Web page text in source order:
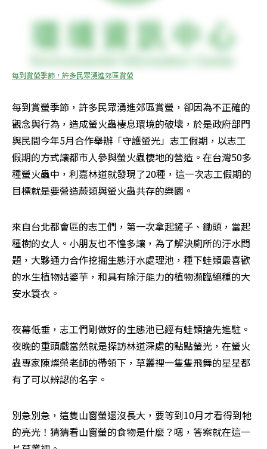
每到賞螢季節，許多民眾湧進郊區賞螢
每到賞螢季節，許多民眾湧進郊區賞螢，卻因為不正確的
觀念與行為，造成螢火蟲棲息環境的破壞，於是政府部門
與民間今年5月合作舉辦「守護螢光」志工假期，以志工
假期的方式讓都市人參與螢火蟲棲地的營造。在台灣50多
種螢火蟲中，利嘉林道就發現了20種，這一次志工假期的
目標就是要營造蕨類與螢火蟲共存的樂園。
來自台北都會區的志工們，第一次拿起鏟子、鋤頭，當起
種樹的女人。小朋友也不惶多讓，為了解決廁所的汙水問
題，大夥通力合作挖掘生態汙水處理池，種下蛙類最喜歡
的水生植物姑婆芋，和具有除汙能力的植物――瀕臨絕種的大
安水簑衣。
夜幕低垂，志工們剛做好的生態池已經有蛙類搶先進駐。
夜晚的重頭戲當然就是探訪林道深處的點點螢光，在螢火
蟲專家陳燦榮老師的帶領下，草叢裡一隻隻飛舞的星星都
有了可以辨認的名字。
別急別急，這隻山窗螢還沒長大，要等到10月才看得到牠
的亮光！猜猜看山窗螢的食物是什麼？嗯，答案就在這一